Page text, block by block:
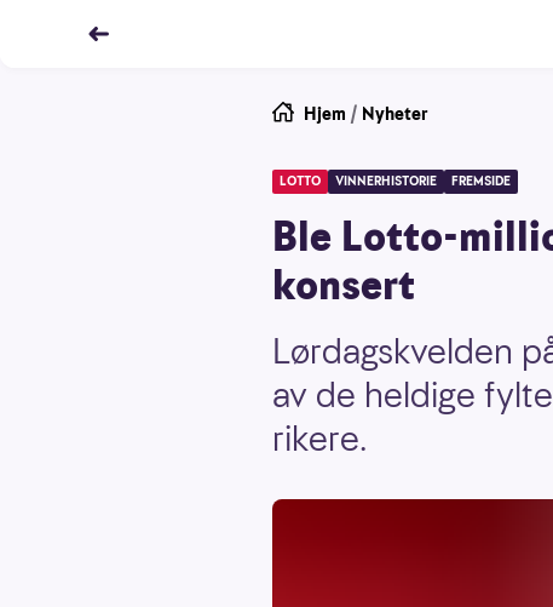
Hjem / Nyheter
LOTTO VINNERHISTORIE FREMSIDE
Ble Lotto-
konsert
Lørdagskvelden
av de heldige
rikere.